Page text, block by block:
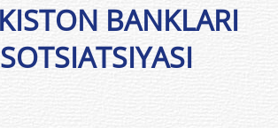
BANKLARI